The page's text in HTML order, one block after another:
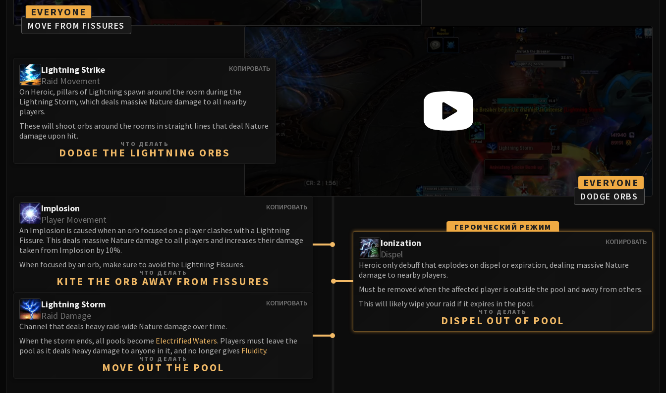
EVERYONE
MOVE FROM FISSURES
EVERYONE
DODGE ORBS
КОПИРОВАТЬ
Lightning Strike
Raid Movement
On Heroic, pillars of Lightning spawn around the room during the
Lightning Storm, which deals massive Nature damage to all nearby
players.
These will shoot orbs around the rooms in straight lines that deal Nature
damage upon hit.
ЧТО ДЕЛАТЬ
DODGE THE LIGHTNING ORBS
КОПИРОВАТЬ
Implosion
Player Movement
An Implosion is caused when an orb focused on a player clashes with a Lightning
Fissure. This deals massive Nature damage to all players and increases their damage
taken from Implosion by 10%.
When focused by an orb, make sure to avoid the Lightning Fissures.
ЧТО ДЕЛАТЬ
KITE THE ORB AWAY FROM FISSURES
КОПИРОВАТЬ
Lightning Storm
Raid Damage
Channel that deals heavy raid-wide Nature damage over time.
When the storm ends, all pools become Electrified Waters. Players must leave the
pool as it deals heavy damage to anyone in it, and no longer gives Fluidity.
ЧТО ДЕЛАТЬ
MOVE OUT THE POOL
ГЕРОИЧЕСКИЙ РЕЖИМ
КОПИРОВАТЬ
Ionization
Dispel
Heroic only debuff that explodes on dispel or expiration, dealing massive Nature
damage to nearby players.
Must be removed when the affected player is outside the pool and away from others.
This will likely wipe your raid if it expires in the pool.
ЧТО ДЕЛАТЬ
DISPEL OUT OF POOL